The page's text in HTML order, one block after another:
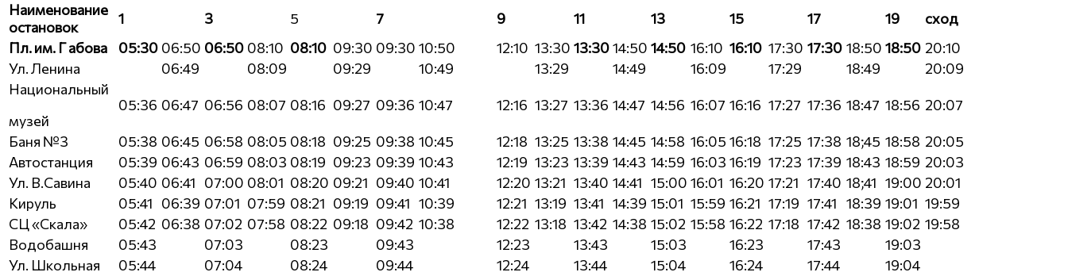
Наименование
остановок
1 3 5 7 9 11 13 15 17 19
сход
Пл. им. Г абова
05:30 06:50 06:50 08:10 08:10 09:30 09:30 10:50 12:10 13:30 13:3014:50 14:50 16:10 16:10 17:30 17:30 18:50 18:50 20:10
Ул. Ленина
06:49 08:09 09:29 10:49 13:29 14:49 16:09 17:29 18:49
20:09
Национальный
музей
05:36 06:47 06:56 08:07 08:16 09:27 09:36 10:47 12:16 13:27 13:36 14:47 14:56 16:07 16:16 17:27 17:36 18:47 18:56 20:07
Баня №3 05:38 06:45 06:58 08:05 08:18 09:25 09:38 10:45 12:18 13:25 13:38 14:45 14:58 16:05 16:18 17:25 17:38 18;45 18:58 20:05
Автостанция
05:39 06:43 06:59 08:03 08:19 09:23 09:39 10:43 12:19 13:23 13:39 14:43 14:59 16:03 16:19 17:23 17:39 18:43 18:59 20:03
Ул. В.Савина
05:40 06:41 07:00 08:01 08:20 09:21 09:40 10:41 12:20 13:21 13:40 14:41 15:00 16:01 16:20 17:21 17:40 18;41 19:00 20:01
Кируль
05:41 06:39 07:01 07:59 08:21 09:19 09:41 10:39 12:21 13:19 13:41 14:39 15:01 15:59 16:21 17:19 17:41 18:39 19:01 19:59
СЦ «Скала»
05:42 06:38 07:02 07:58 08:22 09:18 09:42 10:38 12:22 13:18 13:42 14:38 15:02 15:58 16:22 17:18 17:42 18:38 19:02 19:58
Водобашня
05:43 07:03 08:23 09:43 12:23 13:43 15:03 16:23 17:43
19:03
Ул. Школьная
05:44 07:04 08:24 09:44 12:24 13:44 15:04 16:24 17:44
19:04